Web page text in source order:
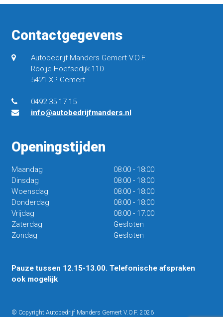
Contactgegevens
Autobedrijf Manders Gemert V.O.F.
Rooije-Hoefsedijk 110
5421 XP Gemert
0492 35 17 15
info@autobedrijfmanders.nl
Openingstijden
Maandag 08:00- 18:00
Dinsdag
08:00- 18:00
Woensdag
08:00- 18:00
Donderdag
08:00- 18:00
Vrijdag
08:00- 17:00
Zaterdag
Gesloten
Zondag
Gesloten
Pauze tussen 12.15-13.00. Telefonische afspraken
ook mogelijk
© Copyright Autobedrijf Manders Gemert V.O.F. 2026